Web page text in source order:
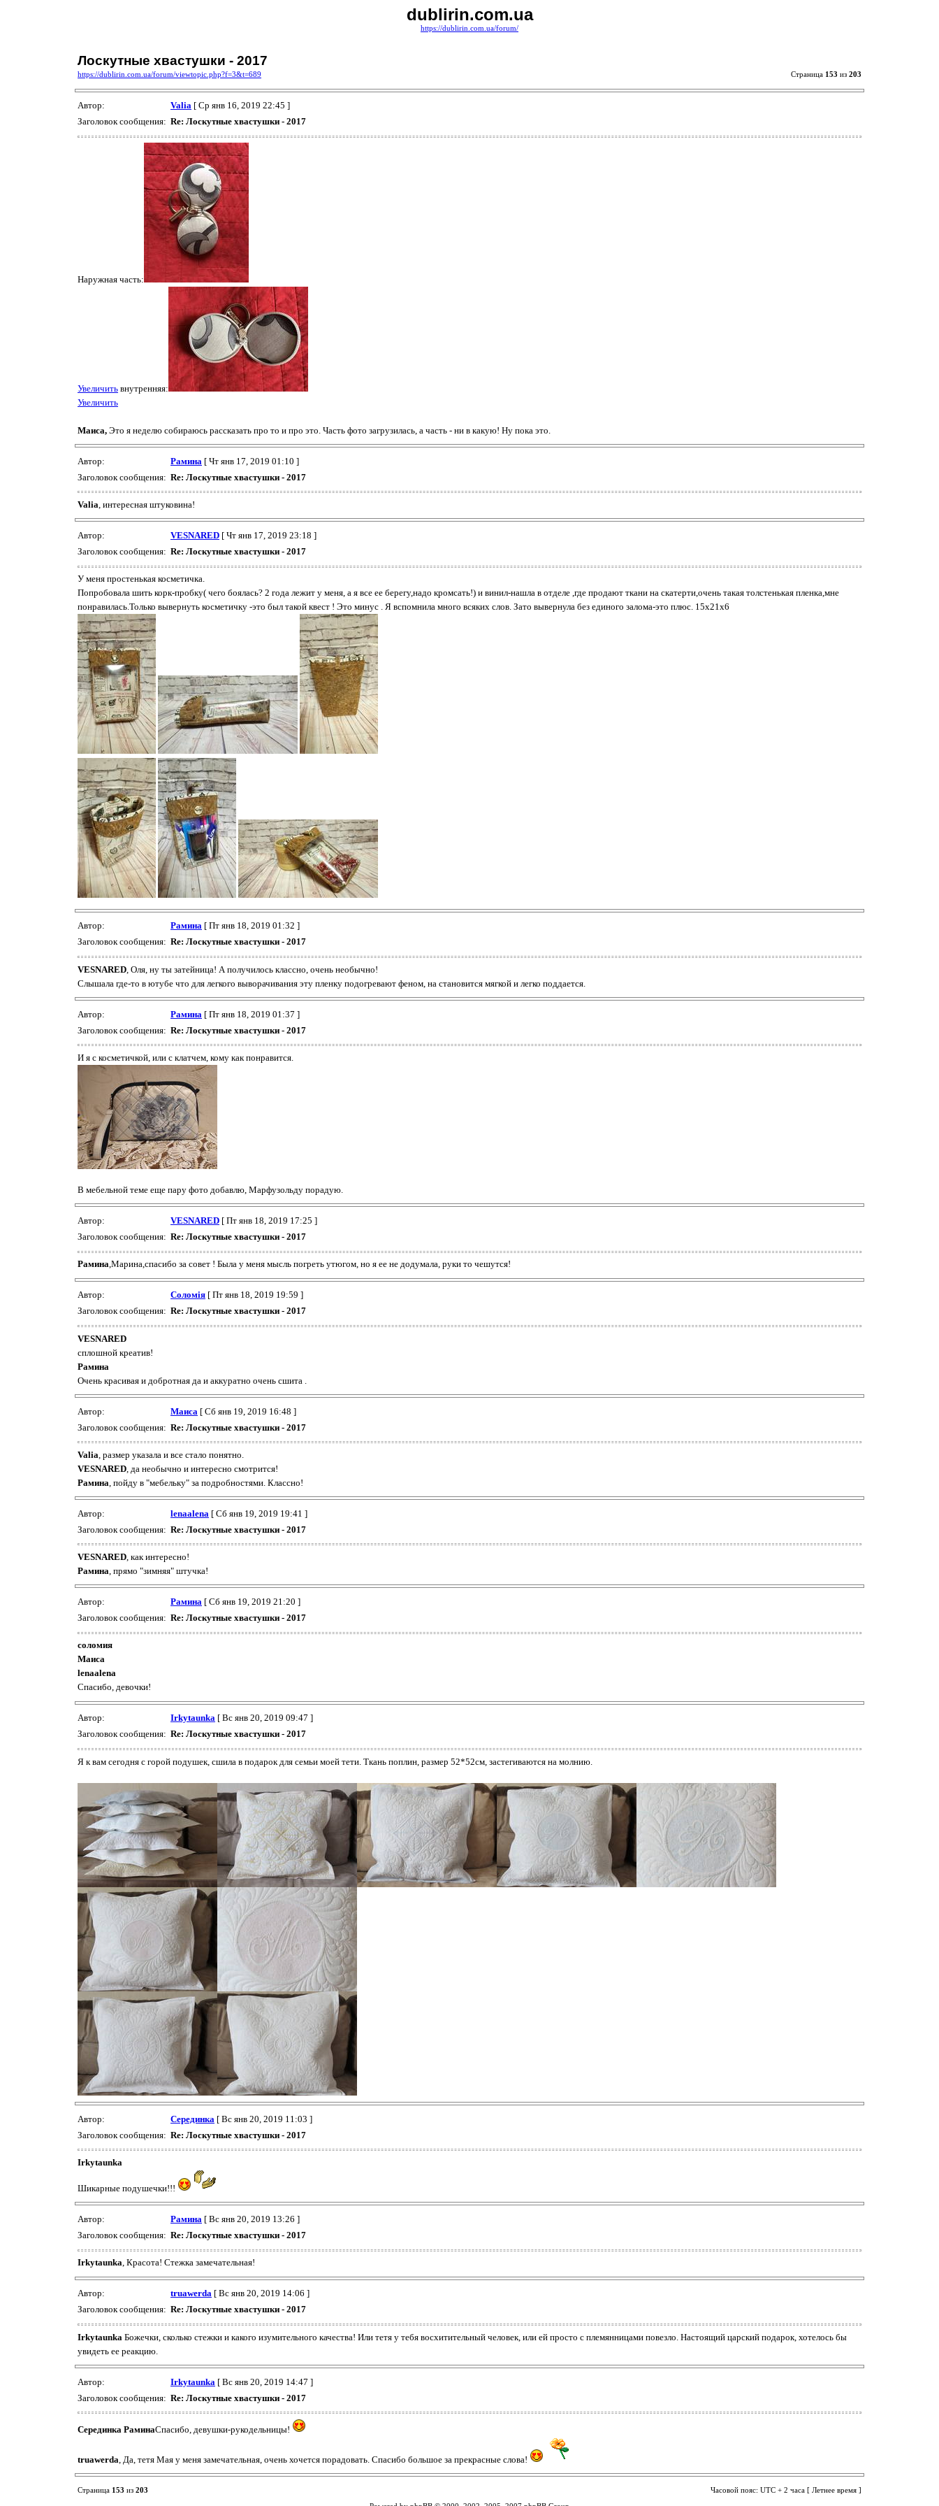
dublirin.com.ua
https://dublirin.com.ua/forum/
Лоскутные хвастушки - 2017
https://dublirin.com.ua/forum/viewtopic.php?f=3&t=689 Страница 153 из 203
Автор: Valia [ Ср янв 16, 2019 22:45 ]
Заголовок сообщения: Re: Лоскутные хвастушки - 2017
Наружная часть:
Увеличить внутренняя:
Увеличить
Маиса, Это я неделю собираюсь рассказать про то и про это. Часть фото загрузилась, а часть - ни в какую! Ну пока это.
Автор: Рамина [ Чт янв 17, 2019 01:10 ]
Заголовок сообщения: Re: Лоскутные хвастушки - 2017
Valia , интересная штуковина!
Автор: VESNARED [ Чт янв 17, 2019 23:18 ]
Заголовок сообщения: Re: Лоскутные хвастушки - 2017
У меня простенькая косметичка.
Попробовала шить корк-пробку( чего боялась? 2 года лежит у меня, а я все ее берегу,надо кромсать!) и винил-нашла в отделе ,где продают ткани на скатерти,очень такая толстенькая пленка,мне
понравилась.Только вывернуть косметичку -это был такой квест ! Это минус . Я вспомнила много всяких слов. Зато вывернула без единого залома-это плюс. 15х21х6
Автор: Рамина [ Пт янв 18, 2019 01:32 ]
Заголовок сообщения: Re: Лоскутные хвастушки - 2017
VESNARED , Оля, ну ты затейница! А получилось классно, очень необычно!
Слышала где-то в ютубе что для легкого выворачивания эту пленку подогревают феном, на становится мягкой и легко поддается.
Автор: Рамина [ Пт янв 18, 2019 01:37 ]
Заголовок сообщения: Re: Лоскутные хвастушки - 2017
И я с косметичкой, или с клатчем, кому как понравится.
В мебельной теме еще пару фото добавлю, Марфузольду порадую.
Автор: VESNARED [ Пт янв 18, 2019 17:25 ]
Заголовок сообщения: Re: Лоскутные хвастушки - 2017
Рамина,Марина,спасибо за совет ! Была у меня мысль погреть утюгом, но я ее не додумала, руки то чешутся!
Автор: Соломія [ Пт янв 18, 2019 19:59 ]
Заголовок сообщения: Re: Лоскутные хвастушки - 2017
VESNARED
сплошной креатив!
Рамина
Очень красивая и добротная да и аккуратно очень сшита .
Автор: Маиса [ Сб янв 19, 2019 16:48 ]
Заголовок сообщения: Re: Лоскутные хвастушки - 2017
Valia , размер указала и все стало понятно.
VESNARED , да необычно и интересно смотрится!
Рамина , пойду в "мебельку" за подробностями. Классно!
Автор: lenaalena [ Сб янв 19, 2019 19:41 ]
Заголовок сообщения: Re: Лоскутные хвастушки - 2017
VESNARED, как интересно!
Рамина, прямо "зимняя" штучка!
Автор: Рамина [ Сб янв 19, 2019 21:20 ]
Заголовок сообщения: Re: Лоскутные хвастушки - 2017
соломия
Маиса
lenaalena
Спасибо, девочки!
Автор: Irkytaunka [ Вс янв 20, 2019 09:47 ]
Заголовок сообщения: Re: Лоскутные хвастушки - 2017
Я к вам сегодня с горой подушек, сшила в подарок для семьи моей тети. Ткань поплин, размер 52*52см, застегиваются на молнию.
Автор: Серединка [ Вс янв 20, 2019 11:03 ]
Заголовок сообщения: Re: Лоскутные хвастушки - 2017
Irkytaunka
Шикарные подушечки!!!
Автор: Рамина [ Вс янв 20, 2019 13:26 ]
Заголовок сообщения: Re: Лоскутные хвастушки - 2017
Irkytaunka, Красота! Стежка замечательная!
Автор: truawerda [ Вс янв 20, 2019 14:06 ]
Заголовок сообщения: Re: Лоскутные хвастушки - 2017
Irkytaunka Божечки, сколько стежки и какого изумительного качества! Или тетя у тебя восхитительный человек, или ей просто с племянницами повезло. Настоящий царский подарок, хотелось бы
увидеть ее реакцию.
Автор: Irkytaunka [ Вс янв 20, 2019 14:47 ]
Заголовок сообщения: Re: Лоскутные хвастушки - 2017
Серединка РаминаСпасибо, девушки-рукодельницы!
truawerda, Да, тетя Мая у меня замечательная, очень хочется порадовать. Спасибо большое за прекрасные слова!
Страница 153 из 203 Часовой пояс: UTC + 2 часа [ Летнее время ]